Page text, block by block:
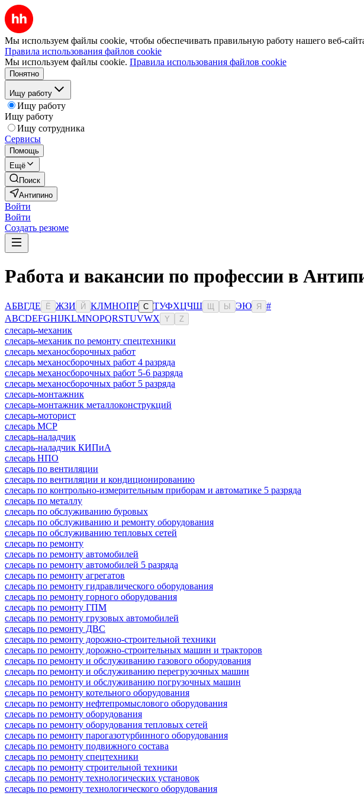
Мы используем файлы cookie, чтобы обеспечивать правильную работу нашего веб-
Правила использования файлов cookie
Мы используем файлы cookie. Правила использования файлов cookie
Понятно
Ищу работу
Ищу работу
Ищу работу
Ищу сотрудника
Сервисы
Помощь
Ещё
Поиск
Антипино
Войти
Войти
Создать резюме
Работа и вакансии по профессии в
АБВГДЕ Ё ЖЗИ Й КЛМНОПР С ТУФХЦЧШ Ы ЭЮ Я
#
ABCDEFGHIJKLMNOPQRSTUVWX Y Z
слесарь-механик
слесарь-механик по ремонту спецтехники
слесарь механосборочных работ
слесарь механосборочных работ 4 разряда
слесарь механосборочных работ 5-6 разряда
слесарь механосборочных работ 5 разряда
слесарь-монтажник
слесарь-монтажник металлоконструкций
слесарь-моторист
слесарь МСР
слесарь-наладчик
слесарь-наладчик КИПиА
слесарь НПО
слесарь по вентиляции
слесарь по вентиляции и кондиционированию
слесарь по контрольно-измерительным приборам и автоматике 5 разряда
слесарь по металлу
слесарь по обслуживанию буровых
слесарь по обслуживанию и ремонту оборудования
слесарь по обслуживанию тепловых сетей
слесарь по ремонту
слесарь по ремонту автомобилей
слесарь по ремонту автомобилей 5 разряда
слесарь по ремонту агрегатов
слесарь по ремонту гидравлического оборудования
слесарь по ремонту горного оборудования
слесарь по ремонту ГПМ
слесарь по ремонту грузовых автомобилей
слесарь по ремонту ДВС
слесарь по ремонту дорожно-строительной техники
слесарь по ремонту дорожно-строительных машин и тракторов
слесарь по ремонту и обслуживанию газового оборудования
слесарь по ремонту и обслуживанию перегрузочных машин
слесарь по ремонту и обслуживанию погрузочных машин
слесарь по ремонту котельного оборудования
слесарь по ремонту нефтепромыслового оборудования
слесарь по ремонту оборудования
слесарь по ремонту оборудования тепловых сетей
слесарь по ремонту парогазотурбинного оборудования
слесарь по ремонту подвижного состава
слесарь по ремонту спецтехники
слесарь по ремонту строительной техники
слесарь по ремонту технологических установок
слесарь по ремонту технологического оборудования